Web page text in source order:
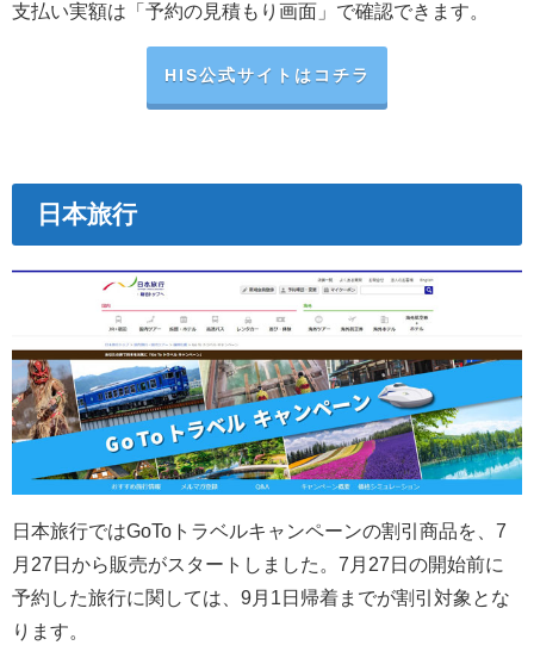
支払い実額は「予約の見積もり画面」で確認できます。
HIS公式サイトはコチラ
日本旅行
日本旅行ではGoToトラベルキャンペーンの割引商品を、 7
月27日から販売がスタートしました。 7月27日の開始前に
予約した旅行に関しては、9月1日帰着までが割引対象とな
ります。